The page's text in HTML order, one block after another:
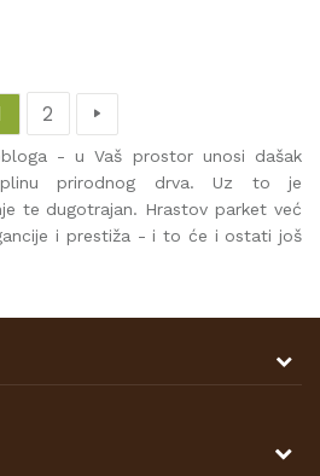
2
- u Vaš prostor unosi dašak
prirodnog drva. Uz to je
te dugotrajan. Hrastov parket već
i prestiža - i to će i ostati još